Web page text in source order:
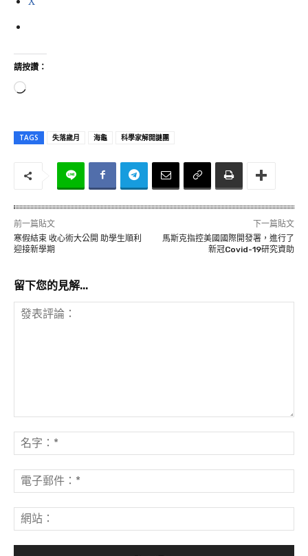
請按讚：
正
入
.
TAGS 失落歲月 海龜 科學家解開謎團
前一篇貼文
寒假結束 收心術大公開 助學生順利
迎接新學期
下一篇貼文
馬斯克指控美國國際開發署，進行了
新冠Covid-19研究資助
留下您的見解...
表
評
論：
字
*
子
郵
*站